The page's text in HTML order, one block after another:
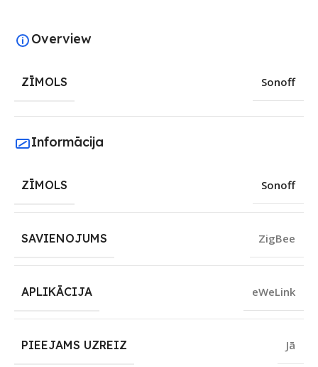
Overview
ZĪMOLS Sonoff
Informācija
ZĪMOLS Sonoff
SAVIENOJUMS ZigBee
APLIKĀCIJA eWeLink
PIEEJAMS UZREIZ Jā